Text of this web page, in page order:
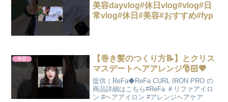
美容dayvlog#休日vlog#vlog#日
常vlog#休日#美容#おすすめ#fyp
美容
【巻き髪のつくり方📝】とクリス
マスデートヘアアレンジ🎅🏻🤎
提供｜ReFa◆ReFa CURL IRON PRO の
商品詳細はこちら#ReFa ＃リファアイロ
ン #ヘアアイロン #アレンジヘアケア